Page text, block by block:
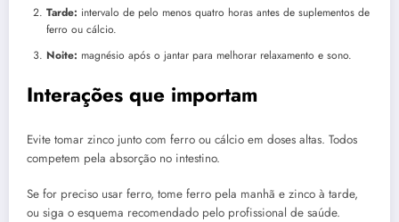
Tarde: intervalo de pelo menos quatro horas antes de suplementos de
ferro ou cálcio.
Noite: magnésio após o jantar para melhorar relaxamento e sono.
Interações que importam
Evite tomar zinco junto com ferro ou cálcio em doses altas. Todos
competem pela absorção no intestino.
Se for preciso usar ferro, tome ferro pela manhã e zinco à tarde,
ou siga o esquema recomendado pelo profissional de saúde.